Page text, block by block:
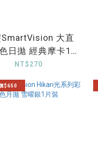
SmartVision 大直
日拋 經典摩卡10
片裝
NT$270
$650